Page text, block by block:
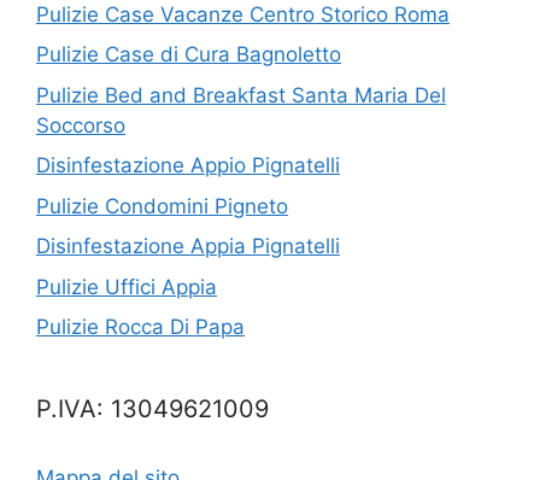
Pulizie Case Vacanze Centro Storico Roma
Pulizie Case di Cura Bagnoletto
Pulizie Bed and Breakfast Santa Maria Del
Soccorso
Disinfestazione Appio Pignatelli
Pulizie Condomini Pigneto
Disinfestazione Appia Pignatelli
Pulizie Uffici Appia
Pulizie Rocca Di Papa
P.IVA: 13049621009